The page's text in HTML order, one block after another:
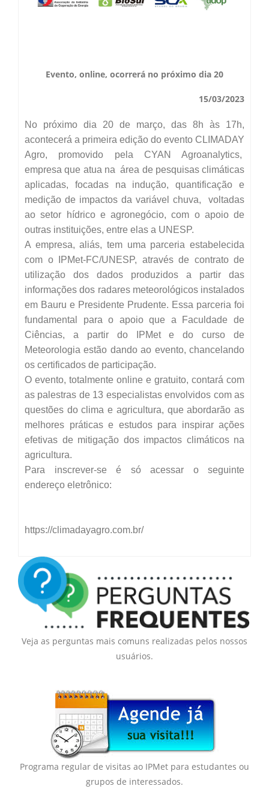
Secas Bauru
Balanços Mensais
Evento, online, ocorrerá no próximo dia 20
15/03/2023
No próximo dia 20 de março, das 8h às 17h,
acontecerá a primeira edição do evento CLIMADAY
Agro, promovido pela CYAN Agroanalytics,
empresa que atua na área de pesquisas climáticas
aplicadas, focadas na indução, quantificação e
medição de impactos da variável chuva, voltadas
ao setor hídrico e agronegócio, com o apoio de
outras instituições, entre elas a UNESP.
A empresa, aliás, tem uma parceria estabelecida
com o IPMet-FC/UNESP, através de contrato de
utilização dos dados produzidos a partir das
informações dos radares meteorológicos instalados
em Bauru e Presidente Prudente. Essa parceria foi
fundamental para o apoio que a Faculdade de
Ciências, a partir do IPMet e do curso de
Meteorologia estão dando ao evento, chancelando
os certificados de participação.
O evento, totalmente online e gratuito, contará com
as palestras de 13 especialistas envolvidos com as
questões do clima e agricultura, que abordarão as
melhores práticas e estudos para inspirar ações
efetivas de mitigação dos impactos climáticos na
agricultura.
Para inscrever-se é só acessar o seguinte
endereço eletrônico:
https://climadayagro.com.br/
Veja as perguntas mais comuns realizadas pelos nossos
usuários.
Programa regular de visitas ao IPMet para estudantes ou
grupos de interessados.